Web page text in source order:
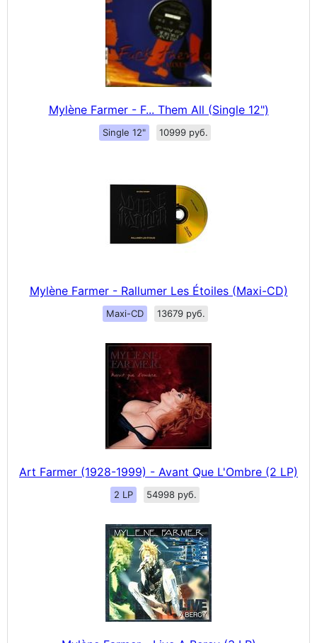
Mylène Farmer - F... Them All (Single 12")
Single 12" 10999 руб.
Mylène Farmer - Rallumer Les Étoiles (Maxi-CD)
Maxi-CD 13679 руб.
Art Farmer (1928-1999) - Avant Que L'Ombre (2 LP)
2 LP 54998 руб.